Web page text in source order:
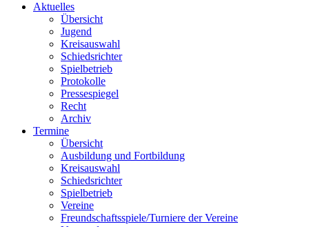
Aktuelles
Übersicht
Jugend
Kreisauswahl
Schiedsrichter
Spielbetrieb
Protokolle
Pressespiegel
Recht
Archiv
Termine
Übersicht
Ausbildung und Fortbildung
Kreisauswahl
Schiedsrichter
Spielbetrieb
Vereine
Freundschaftsspiele/Turniere der Vereine